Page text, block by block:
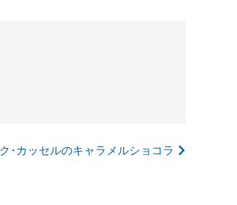
･カッセルのキャラメルショコラ